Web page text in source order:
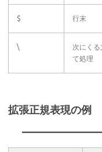
$ 行末
\
次にく
て処理
拡張正規表現の例